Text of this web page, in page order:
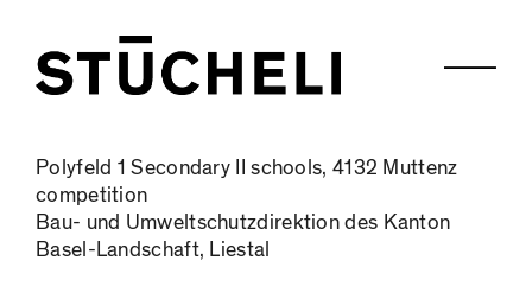
Polyfeld 1 Secondary II schools, 4132 Muttenz
competition
Bau- und Umweltschutzdirektion des Kanton
Basel-Landschaft, Liestal